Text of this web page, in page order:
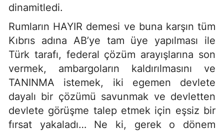
dinamitledi.
Rumların HAYIR demesi ve buna karşın tüm
Kıbrıs adına AB’ye tam üye yapılması ile
Türk tarafı, federal çözüm arayışlarına son
vermek, ambargoların kaldırılmasını ve
TANINMA istemek, iki egemen devlete
dayalı bir çözümü savunmak ve devletten
devlete görüşme talep etmek için eşsiz bir
fırsat yakaladı… Ne ki, gerek o dönem